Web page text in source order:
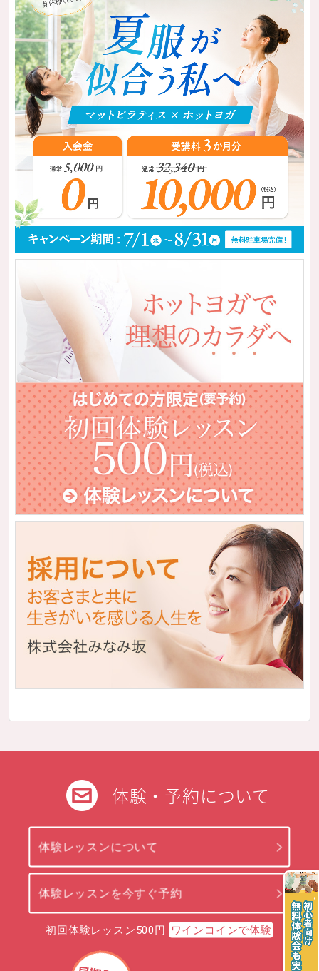
体験・予約について
体験レッスンについて
体験レッスンを今すぐ予約
初回体験レッスン500円 ワインコインで体験